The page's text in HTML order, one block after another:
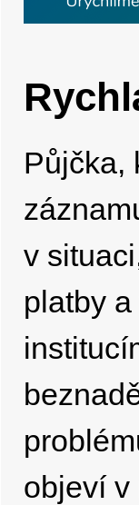
Půjčka,
v
platby
objeví v